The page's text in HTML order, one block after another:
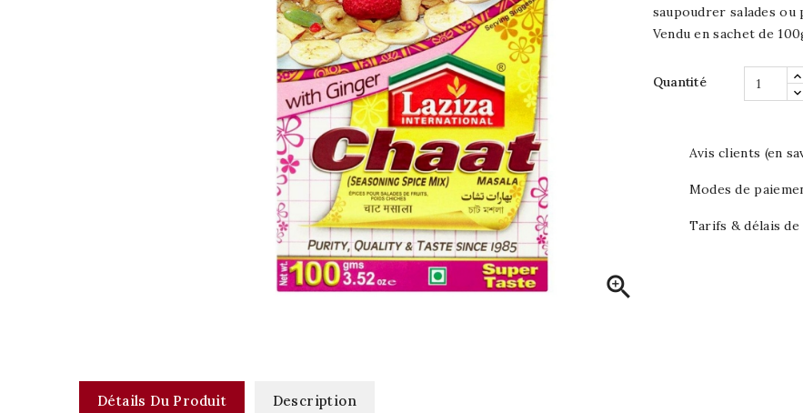

saupoudrer salades ou
Vendu en sachet de
Quantité
Avis clients (en
Modes de
Tarifs & délais
Détails Du Produit Description